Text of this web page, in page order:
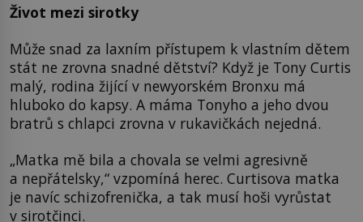
Život mezi sirotky
Může snad za laxním přístupem k vlastním dětem
stát ne zrovna snadné dětství? Když je Tony Curtis
malý, rodina žijící v newyorském Bronxu má
hluboko do kapsy. A máma Tonyho a jeho dvou
bratrů s chlapci zrovna v rukavičkách nejedná.
„Matka mě bila a chovala se velmi agresivně
a nepřátelsky,“ vzpomíná herec. Curtisova matka
je navíc schizofrenička, a tak musí hoši vyrůstat
v sirotčinci.